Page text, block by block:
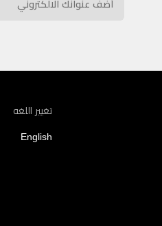
تغيير اللغه
English